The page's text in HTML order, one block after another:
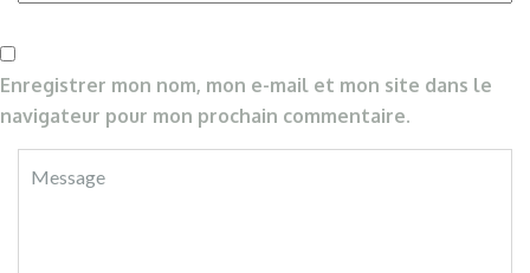
Enregistrer mon nom, mon e-mail et mon site dans le
navigateur pour mon prochain commentaire.